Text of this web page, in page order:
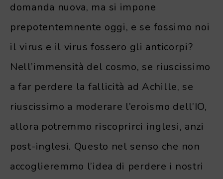
domanda nuova, ma si impone
prepotentemnente oggi, e se fossimo noi
il virus e il virus fossero gli anticorpi?
Nell’immensità del cosmo, se riuscissimo
a far perdere la fallicità ad Achille, se
riuscissimo a moderare l’eroismo dell’IO,
allora potremmo riscoprirci inglesi, anzi
post-inglesi. Questo nel senso che non
accoglieremmo l’idea di perdere i nostri